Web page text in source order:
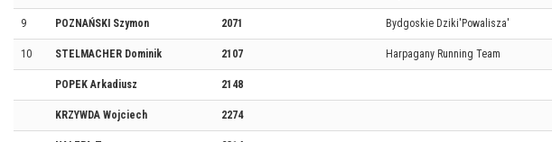
9 POZNAŃSKI Szymon 2071 Bydgoskie Dziki'Powalisza'
10 STELMACHER Dominik 2107 Harpagany Running Team
POPEK Arkadiusz 2148
KRZYWDA Wojciech 2274